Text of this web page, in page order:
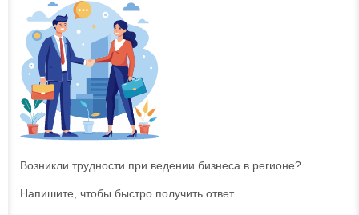
Возникли трудности при ведении бизнеса в регионе?
Напишите, чтобы быстро получить ответ